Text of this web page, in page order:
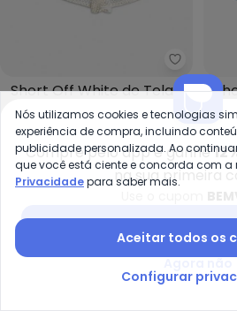
Short Off White de Tela
(Off White)
AUTHORIA
R$ 107,94R$ 179,90
ou3xdeR$ 35,98semjuros
R$
ou
-51% -
Compre pelo app e ganhe
na sua primeira
Nós utilizamos cookies e tecnologias
experiência de compra, incluindo
publicidade personalizada. Ao
que você está ciente e concorda com a
Privacidadepara saber mais.
Aceitar todos os
Configurar